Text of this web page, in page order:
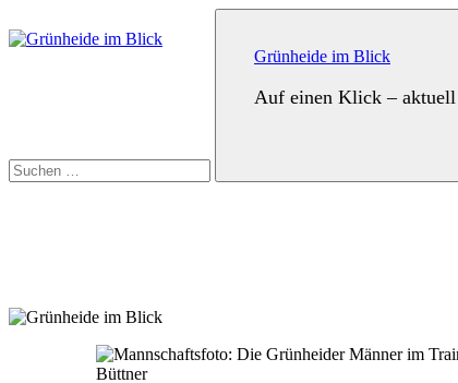
Inhalt
Grünheide im Blick
Auf einen Klick – aktuell
nach:
Suchen